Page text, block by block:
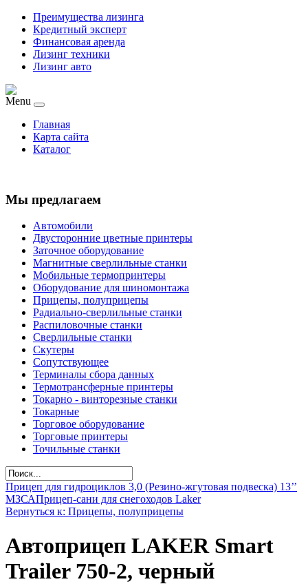
Преимущества лизинга
Кредитный эксперт
Финансовая аренда
Лизинг техники
Лизинг авто
Menu
Главная
Карта сайта
Каталог
Мы предлагаем
Автомобили
Двусторонние цветные принтеры
Заточное оборудование
Магнитные сверлильные станки
Мобильные термопринтеры
Оборудование для шиномонтажа
Прицепы, полуприцепы
Радиально-сверлильные станки
Распиловочные станки
Сверлильные станки
Скутеры
Сопутствующее
Терминалы сбора данных
Термотрансферные принтеры
Токарно - винторезные станки
Токарные
Торговое оборудование
Торговые принтеры
Точильные станки
Прицеп для гидроциклов 3,0 (Резино-жгутовая подвеска) 13’’
МЗСАПрицеп-сани для снегоходов Laker
Вернуться к: Прицепы, полуприцепы
Автоприцеп LAKER Smart
Trailer 750-2, черный